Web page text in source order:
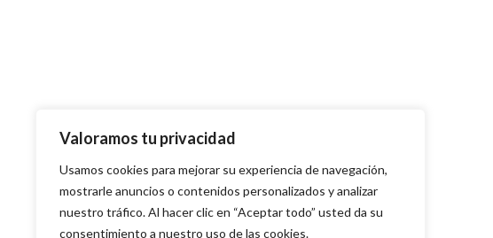
Valoramos tu privacidad
Usamos cookies para mejorar su experiencia de navegación,
mostrarle anuncios o contenidos personalizados y analizar
nuestro tráfico. Al hacer clic en “Aceptar todo” usted da su
consentimiento a nuestro uso de las cookies.